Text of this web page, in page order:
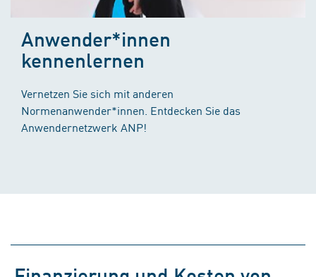
Anwender*innen
kennenlernen
Vernetzen Sie sich mit anderen
Normenanwender*innen. Entdecken Sie das
Anwendernetzwerk ANP!